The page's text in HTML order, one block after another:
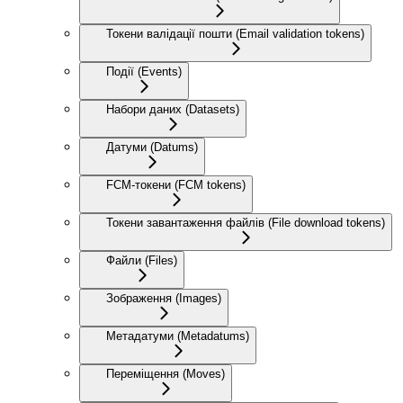
Токени валідації пошти (Email validation tokens)
Події (Events)
Набори даних (Datasets)
Датуми (Datums)
FCM-токени (FCM tokens)
Токени завантаження файлів (File download tokens)
Файли (Files)
Зображення (Images)
Метадатуми (Metadatums)
Переміщення (Moves)